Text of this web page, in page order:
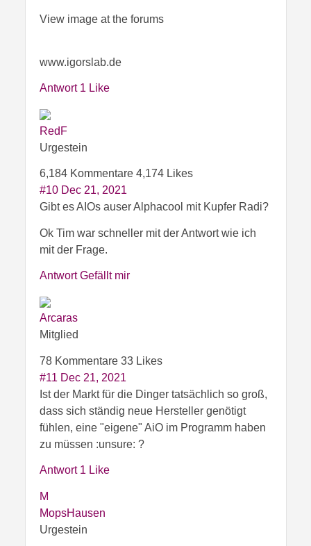
View image at the forums
www.igorslab.de
Antwort 1 Like
RedF
Urgestein
6,184 Kommentare 4,174 Likes
#10 Dec 21, 2021
Gibt es AIOs auser Alphacool mit Kupfer Radi?
Ok Tim war schneller mit der Antwort wie ich
mit der Frage.
Antwort Gefällt mir
Arcaras
Mitglied
78 Kommentare 33 Likes
#11 Dec 21, 2021
Ist der Markt für die Dinger tatsächlich so groß,
dass sich ständig neue Hersteller genötigt
fühlen, eine "eigene" AiO im Programm haben
zu müssen :unsure: ?
Antwort 1 Like
M
MopsHausen
Urgestein